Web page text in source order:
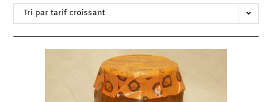
Tri par tarif croissant